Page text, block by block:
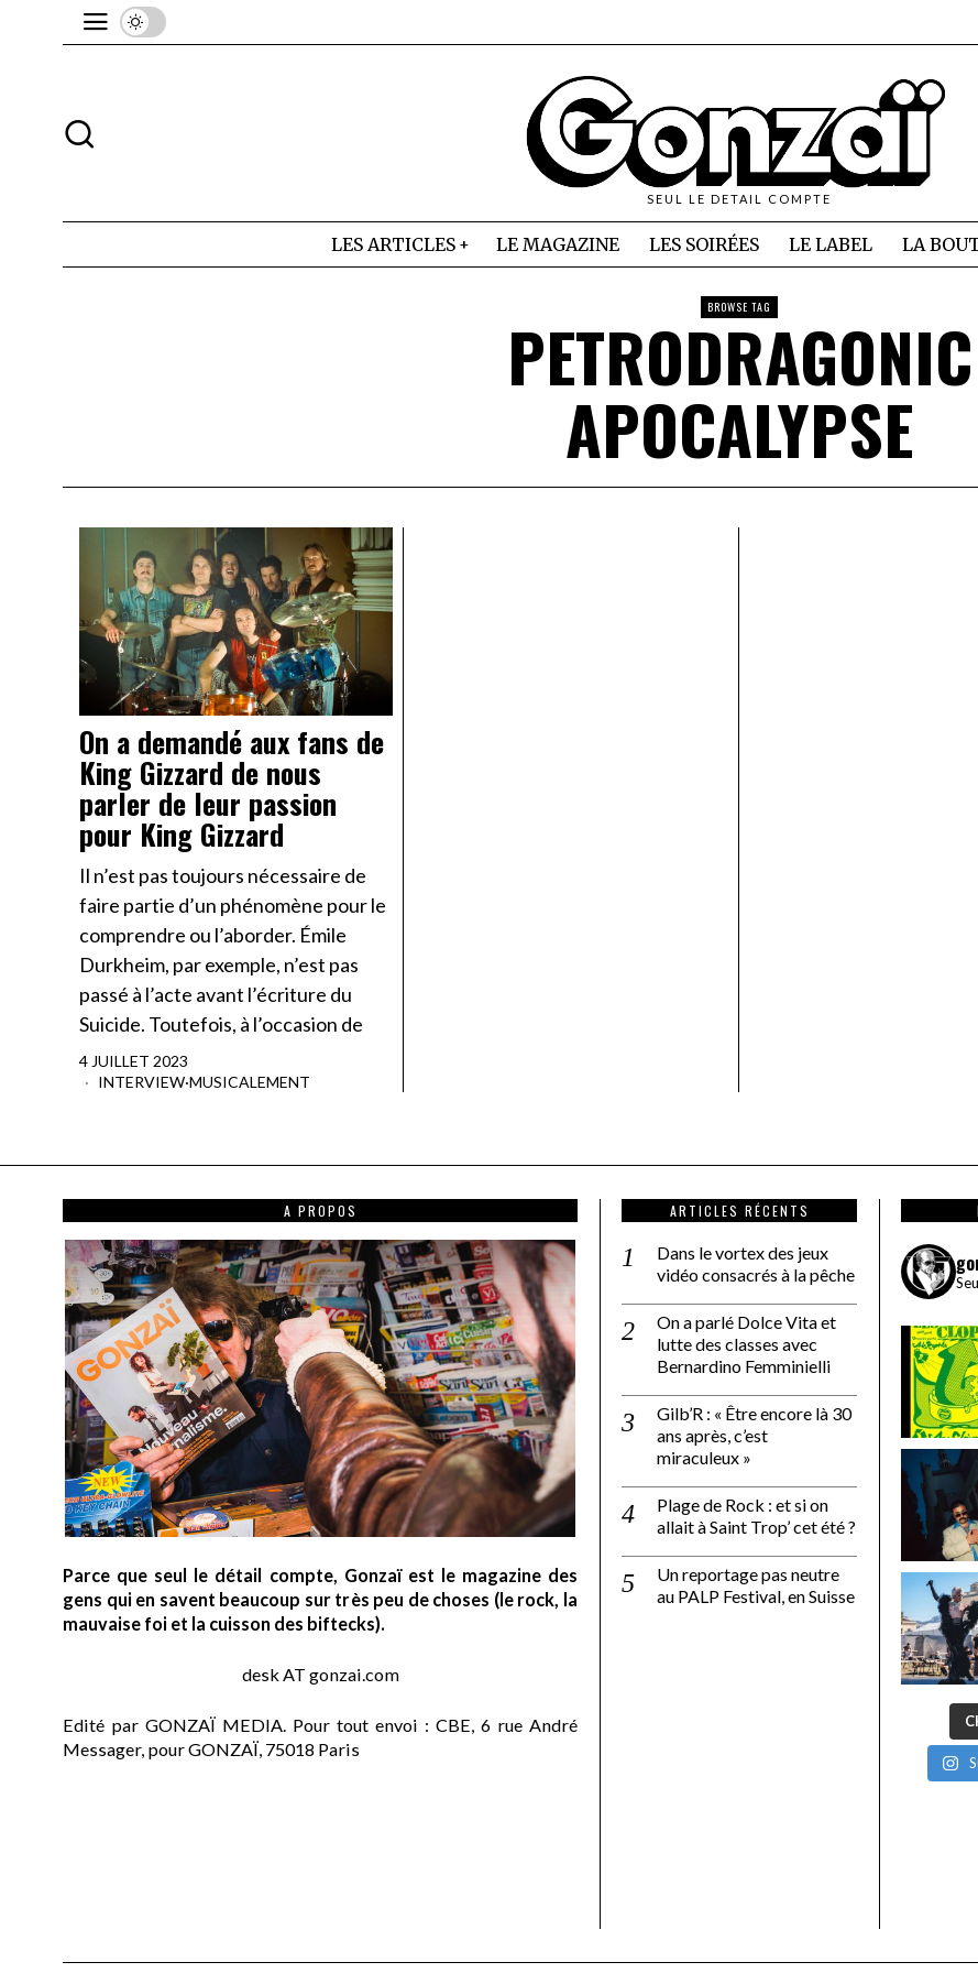
SEUL LE DETAIL COMPTE
LES ARTICLES LE MAGAZINE LES SOIRÉES LE LABEL LA
BROWSE TAG
PETRODRAGONIC
APOCALYPSE
On a demandé aux fans de
King Gizzard de nous
parler de leur passion
pour King Gizzard
Il n’est pas toujours nécessaire de
faire partie d’un phénomène pour le
comprendre ou l’aborder. Émile
Durkheim, par exemple, n’est pas
passé à l’acte avant l’écriture du
Suicide. Toutefois, à l’occasion de
4 JUILLET 2023
INTERVIEW·MUSICALEMENT
A PROPOS
Parce que seul le détail compte, Gonzaï est le magazine des
gens qui en savent beaucoup sur très peu de choses (le rock, la
mauvaise foi et la cuisson des biftecks).
desk AT gonzai.com
Edité par GONZAÏ MEDIA. Pour tout envoi : CBE, 6 rue André
Messager, pour GONZAÏ, 75018 Paris
ARTICLES RÉCENTS
Dans le vortex des jeux
vidéo consacrés à la pêche
On a parlé Dolce Vita et
lutte des classes avec
Bernardino Femminielli
Gilb’R : « Être encore là 30
ans après, c’est
miraculeux »
Plage de Rock : et si on
allait à Saint Trop’ cet été ?
Un reportage pas neutre
au PALP Festival, en Suisse